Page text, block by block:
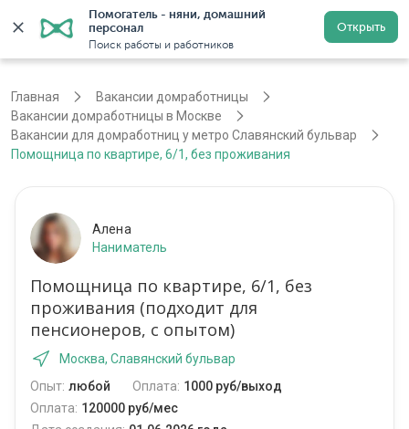
Помогатель - няни, домашний
персонал
Поиск работы и работников
Открыть
Регистрация
Главная
Вакансии домработницы
Вакансии домработницы в Москве
Вакансии для домработниц у метро Славянский бульвар
Помощница по квартире, 6/1, без проживания
Алена
Наниматель
Помощница по квартире, 6/1, без
проживания (подходит для
пенсионеров, с опытом)
Москва, Славянский бульвар
Опыт: любой Оплата: 1000 руб/выход
Оплата: 120000 руб/мес